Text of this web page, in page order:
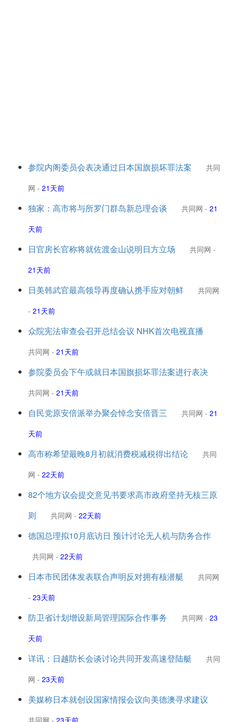
参院内阁委员会表决通过日本国旗损坏罪法案
共同
网 - 21天前
独家：高市将与所罗门群岛新总理会谈 共同网 - 21
天前
日官房长官称将就佐渡金山说明日方立场 共同网 -
21天前
日美韩武官最高领导再度确认携手应对朝鲜
共同网
- 21天前
众院宪法审查会召开总结会议 NHK首次电视直播
共同网 - 21天前
参院委员会下午或就日本国旗损坏罪法案进行表决
共同网 - 21天前
自民党原安倍派举办聚会悼念安倍晋三 共同网 - 21
天前
高市称希望最晚8月初就消费税减税得出结论
共同
网 - 22天前
82个地方议会提交意见书要求高市政府坚持无核三原
则
共同网 - 22天前
德国总理拟10月底访日 预计讨论无人机与防务合作
共同网 - 22天前
日本市民团体发表联合声明反对拥有核潜艇
共同网
- 23天前
防卫省计划增设新局管理国际合作事务 共同网 - 23
天前
详讯：日越防长会谈讨论共同开发高速登陆艇
共同
网 - 23天前
美媒称日本就创设国家情报会议向美德澳寻求建议
共同网 - 23天前